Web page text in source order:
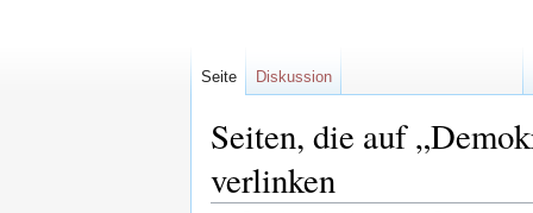
Seiten, die auf
verlinken
Seite Diskussion